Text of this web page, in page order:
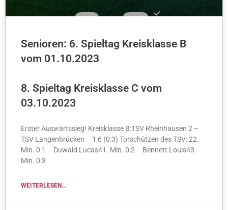
Senioren: 6. Spieltag Kreisklasse B
vom 01.10.2023
8. Spieltag Kreisklasse C vom
03.10.2023
Erster Auswärtssieg! Kreisklasse B:TSV Rheinhausen 2 –
TSV Langenbrücken 1:6 (0:3) Torschützen des TSV: 22.
Min. 0:1 Duwald Lucas41. Min. 0:2 Bennett Louis43.
Min. 0:3
WEITERLESEN...